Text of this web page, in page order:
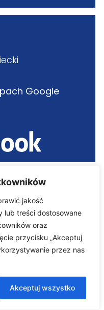
jakość
lub treści dostosowane
oraz
przycisku „Akceptuj
przez nas
Akceptuj wszystko
Google
– Mazowieckie